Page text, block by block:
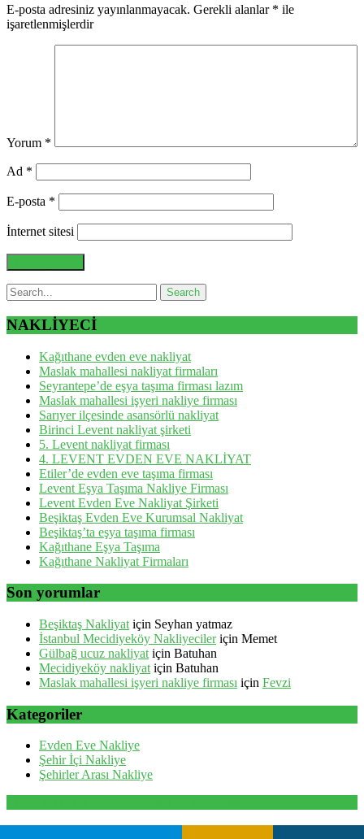
E-posta adresiniz yayınlanmayacak. Gerekli alanlar * ile
işaretlenmişlerdir
Yorum *
Ad *
E-posta *
İnternet sitesi
NAKLİYECİ
Kağıthane evden eve nakliyat
Maslak mahallesi nakliyat firmaları
Seyrantepe’de eşya taşıma firması lazım
Maslak mahallesi işyeri nakliye firması
Sarıyer ilçesinde asansörlü nakliyat
Birinci Levent nakliyat şirketi
5. Levent nakliyat firması
4. LEVENT EVDEN EVE NAKLİYAT
Etiler’de evden eve taşıma firması
Levent Eşya Taşıma Nakliye Firması
Levent Evden Eve Nakliyat Şirketi
Beşiktaş Evden Eve Kurumsal Nakliyat
Beşiktaş’ta eşya taşıma firması
Kağıthane Eşya Taşıma
Kağıthane Nakliyat Firmaları
Son yorumlar
Beşiktaş Nakliyat için Seyhan yatmaz
İstanbul Mecidiyeköy Nakliyecileriçin Memet
Gülbağ ucuz nakliyat için Batuhan
Mecidiyeköy nakliyat için Batuhan
Maslak mahallesi işyeri nakliye firması için Fevzi
Kategoriler
Evden Eve Nakliye
Şehir İçi Nakliye
Şehirler Arası Nakliye